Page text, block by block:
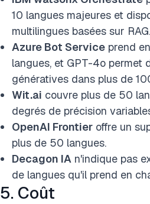
10 langues majeures et
multilingues basées sur RAG.
Azure Bot Service prend
langues, et GPT-4o permet
génératives dans plus de
Wit.ai couvre plus de 50
degrés de précision
OpenAI Frontier offre un
plus de 50 langues.
Decagon IA n'indique pas
de langues qu'il prend en
5. Coût